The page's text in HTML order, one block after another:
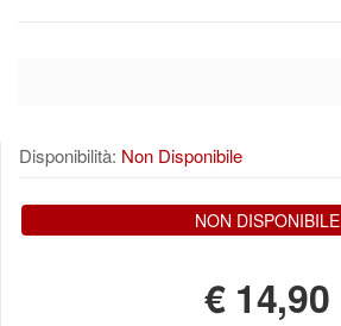
Disponibilità: Non Disponibile
NON DISPONIBILE
€ 14,90